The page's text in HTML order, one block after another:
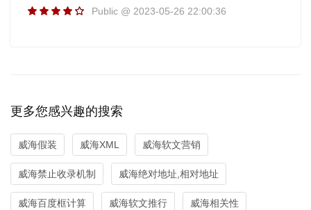
Public @ 2023-05-26 22:00:36
更多您感兴趣的搜索
威海假装 威海XML 威海软文营销
威海禁止收录机制 威海绝对地址,相对地址
威海百度框计算 威海软文推行 威海相关性